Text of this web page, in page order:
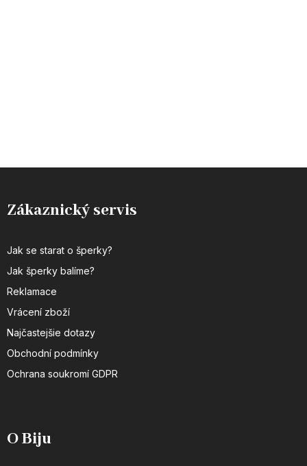
Zákaznický servis
Jak se starat o šperky?
Jak šperky balíme?
Reklamace
Vrácení zboží
Najčastejšie dotazy
Obchodní podmínky
Ochrana soukromí GDPR
O Biju